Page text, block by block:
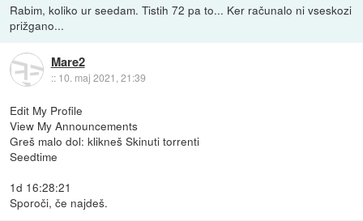
Rabim, koliko ur seedam. Tistih 72 pa to... Ker računalo ni vseskozi
prižgano...
Mare2
:: 10. maj 2021, 21:39
Edit My Profile
View My Announcements
Greš malo dol: klikneš Skinuti torrenti
Seedtime
1d 16:28:21
Sporoči, če najdeš.